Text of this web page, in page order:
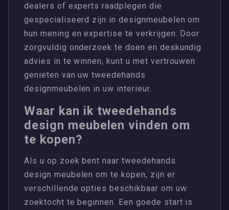
dealers of experts raadplegen die
gespecialiseerd zijn in designmeubelen om
hun mening en expertise te verkrijgen. Door
zorgvuldig onderzoek te doen en deskundig
advies in te winnen, kunt u met vertrouwen
genieten van uw tweedehands
designmeubelen in uw interieur.
Waar kan ik tweedehands
design meubelen vinden om
te kopen?
Als u op zoek bent naar tweedehands
design meubelen om te kopen, zijn er
verschillende opties beschikbaar om uw
zoektocht te beginnen. Een goede start is